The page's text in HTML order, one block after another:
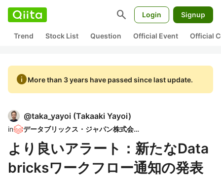
search Login Signup
Trend Stock List Question Official Event Official
infoMore than 3 years have passed since last update.
@taka_yayoi (Takaaki Yayoi)
in データブリックス・ジャパン株式会社
より良いアラート：新たなData
bricksワークフロー通知の発表